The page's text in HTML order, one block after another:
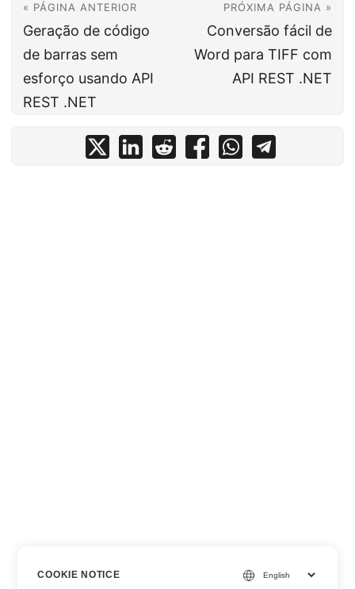
« PÁGINA ANTERIOR
Geração de código
de barras sem
esforço usando API
REST .NET
PRÓXIMA PÁGINA »
Conversão fácil de
Word para TIFF com
API REST .NET
COOKIE NOTICE